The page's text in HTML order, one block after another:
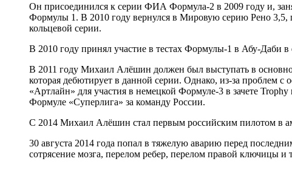
Он присоединился к серии ФИА Формула-2 в 2009 году и,
Формулы 1. В 2010 году вернулся в Мировую серию Рено 3,5,
кольцевой серии.
В 2010 году принял участие в тестах Формулы-1 в Абу-Даби в
В 2011 году Михаил Алёшин должен был выступать в
которая дебютирует в данной серии. Однако, из-за проблем
«Артлайн» для участия в немецкой Формуле-3 в зачете
Формуле «Суперлига» за команду России.
С 2014 Михаил Алёшин стал первым российским пилотом в
30 августа 2014 года попал в тяжелую аварию перед
сотрясение мозга, перелом ребер, перелом правой ключицы и